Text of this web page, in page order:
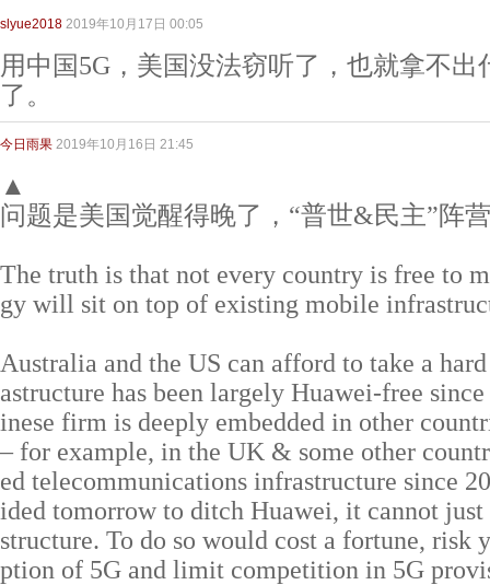
slyue2018 2019年10月17日 00:05
用中国5G，美国没法窃听了，也就拿不
了。
今日雨果 2019年10月16日 21:45
▲
问题是美国觉醒得晚了，“普世&民主”阵
The truth is that not every country is free to
gy will sit on top of existing mobile
Australia and the US can afford to take a
astructure has been largely Huawei-free
inese firm is deeply embedded in other
– for example, in the UK & some other
ed telecommunications infrastructure since
ided tomorrow to ditch Huawei, it cannot
structure. To do so would cost a fortune, risk
ption of 5G and limit competition in 5G